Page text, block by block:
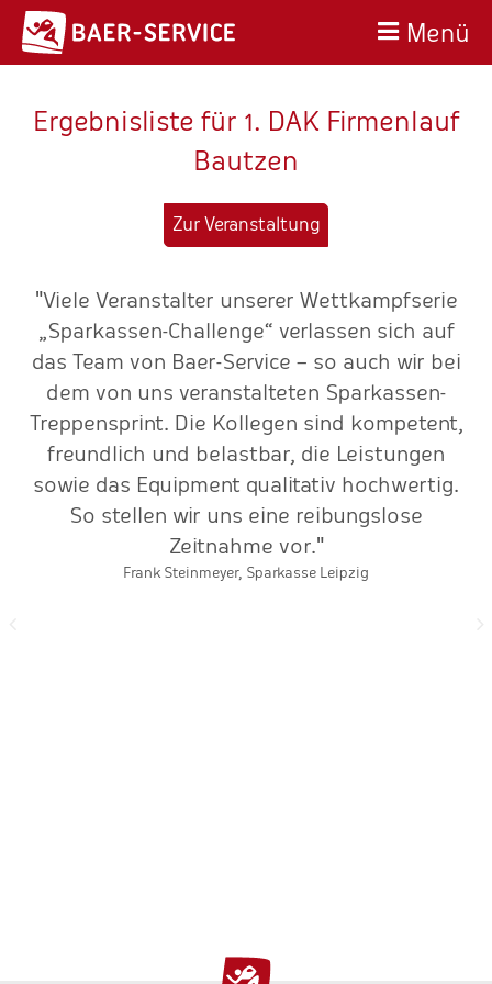
Menü
Ergebnisliste für 1. DAK Firmenlauf
Bautzen
Zur Veranstaltung
"Viele Veranstalter unserer Wettkampfserie
„Sparkassen-Challenge“ verlassen sich auf
das Team von Baer-Service – so auch wir bei
dem von uns veranstalteten Sparkassen-
Treppensprint. Die Kollegen sind kompetent,
freundlich und belastbar, die Leistungen
sowie das Equipment qualitativ hochwertig.
So stellen wir uns eine reibungslose
Zeitnahme vor."
Frank Steinmeyer, Sparkasse Leipzig